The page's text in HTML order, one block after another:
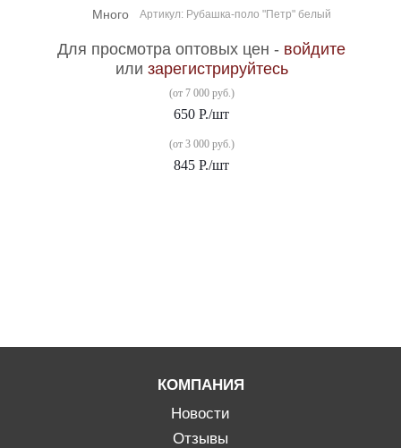
Много Артикул: Рубашка-поло "Петр" белый
Для просмотра оптовых цен - войдите
или зарегистрируйтесь
(от 7 000 руб.)
650 Р./шт
(от 3 000 руб.)
845 Р./шт
КОМПАНИЯ
Новости
Отзывы